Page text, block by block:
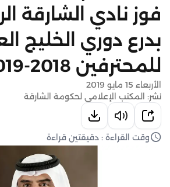
فوز نادي الشارقة
بدرع دوري الخليج
للمحترفين 2018-2019:
الأربعاء 15 مايو 2019
نشر: المكتب الإعلامي لحكومة الشارقة
وقت القراءة : دقيقتين قراءة